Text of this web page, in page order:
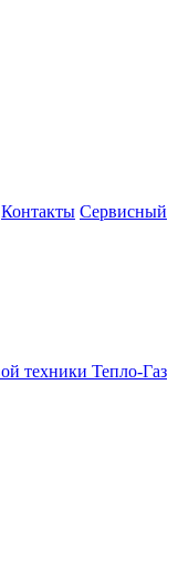
Контакты Сервисный